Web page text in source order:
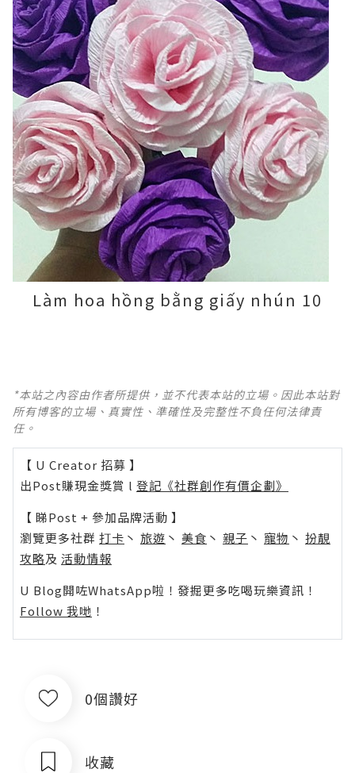
Làm hoa hồng bằng giấy nhún 10
*本站之內容由作者所提供，並不代表本站的立場。因此本站對
所有博客的立場、真實性、準確性及完整性不負任何法律責
任。
【 U Creator 招募 】
出Post賺現金獎賞 l 登記《社群創作有價企劃》
【 睇Post + 參加品牌活動 】
瀏覽更多社群 打卡 丶 旅遊 丶 美食 丶 親子 丶 寵物 丶 扮靚
攻略及 活動情報
U Blog開咗WhatsApp啦！發掘更多吃喝玩樂資訊！
Follow 我哋 ！
0個讚好
收藏